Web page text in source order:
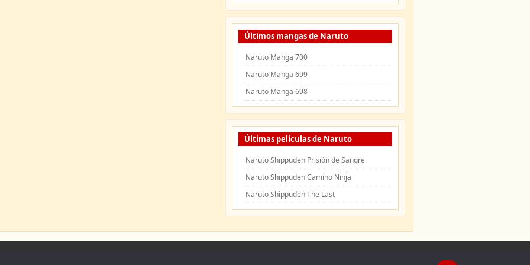
Últimos mangas de Naruto
Naruto Manga 700
Naruto Manga 699
Naruto Manga 698
Últimas películas de Naruto
Naruto Shippuden Prisión de Sangre
Naruto Shippuden Camino Ninja
Naruto Shippuden The Last